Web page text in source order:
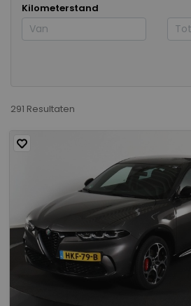
Kilometerstand
291 Resultaten